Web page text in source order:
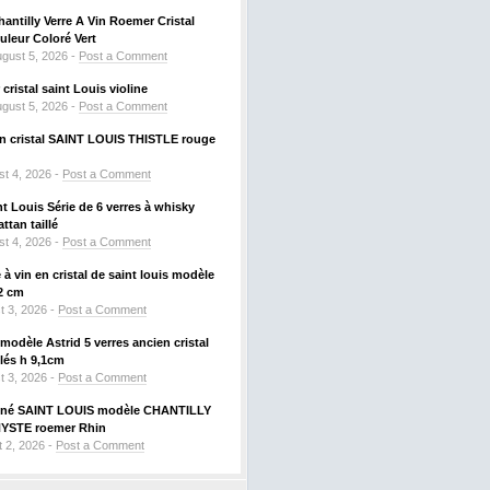
Verre A Vin Roemer Cristal
Coloré Vert
5, 2026 - Post a Comment
cristal saint Louis violine
5, 2026 - Post a Comment
cristal SAINT LOUIS THISTLE rouge
4, 2026 - Post a Comment
Louis Série de 6 verres à whisky
taillé
4, 2026 - Post a Comment
à vin en cristal de saint louis modèle
cm
3, 2026 - Post a Comment
Astrid 5 verres ancien cristal
h 9,1cm
3, 2026 - Post a Comment
SAINT LOUIS modèle CHANTILLY
roemer Rhin
2, 2026 - Post a Comment